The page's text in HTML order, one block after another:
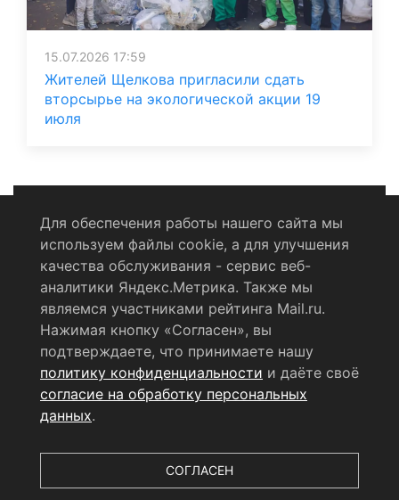
15.07.2026 17:59
Жителей Щелкова пригласили сдать
вторсырье на экологической акции 19
июля
Политика конфиденциальности
Согласие на обработку персональных данных
RSS-лента
© 2004 - 2026 Сетевое издание Щёлковское ТВ.
Свидетельство о регистрации СМИ
ЭЛ № ФС 77 - 79754 от 07.12.2020 г.
технологий и массовых коммуникаций (РОСКОМНАДЗОР).
Для обеспечения работы нашего сайта мы
используем файлы cookie, а для улучшения
качества обслуживания - сервис веб-
аналитики Яндекс.Метрика. Также мы
являемся участниками рейтинга Mail.ru.
Нажимая кнопку «Согласен», вы
подтверждаете, что принимаете нашу
политику конфиденциальности и даёте своё
согласие на обработку персональных
данных.
СОГЛАСЕН